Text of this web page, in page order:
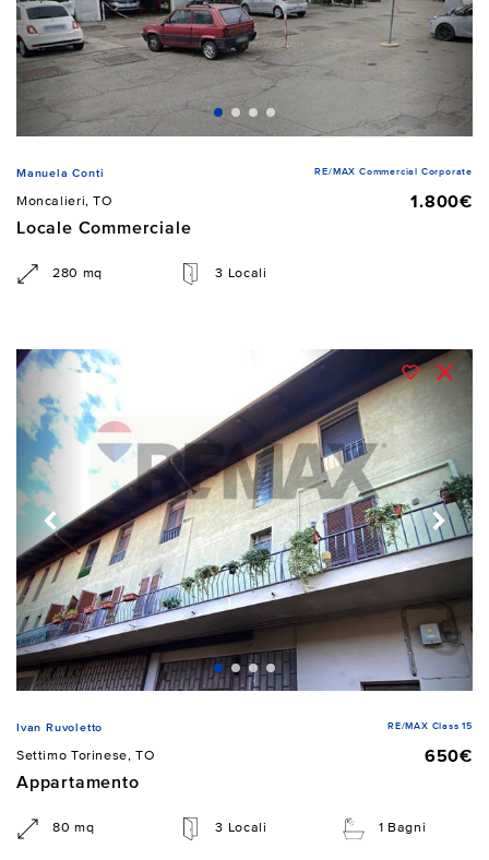
Manuela Conti RE/MAX Commercial Corporate
Moncalieri, TO
1.800€
Locale Commerciale
280 mq 3 Locali
Ivan Ruvoletto RE/MAX Class 15
Settimo Torinese, TO
650€
Appartamento
80 mq 3 Locali 1 Bagni